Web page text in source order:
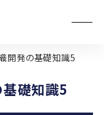
開発の基礎知識5
礎知識5